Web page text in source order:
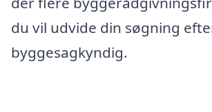
du vil udvide din søgning
byggesagkyndig.